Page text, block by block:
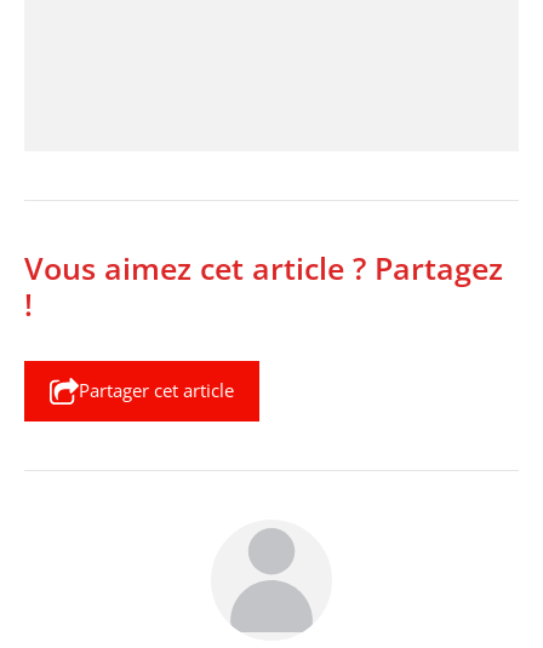
Vous aimez cet article ? Partagez
!
Partager cet article